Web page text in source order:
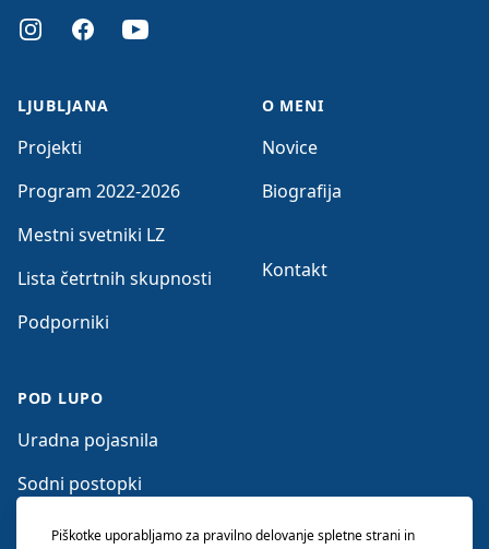
InstagramFacebookYoutube
LJUBLJANA
Projekti
Program 2022-2026
Mestni svetniki LZ
Lista četrtnih skupnosti
Podporniki
POD LUPO
Uradna pojasnila
Sodni postopki
Očitki nasprotnikov
O MENI
Novice
Biografija
Kontakt
Piškotke uporabljamo za pravilno delovanje spletne strani in